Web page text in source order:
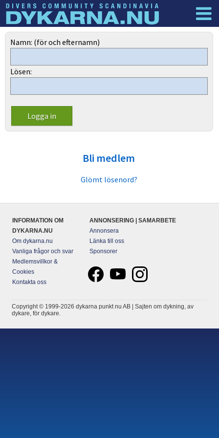
Dyknyheter
Namn: (för och efternamn)
Lösen:
Bli medlem
Glömt lösenord?
INFORMATION OM
DYKARNA.NU
Om dykarna.nu
Vanliga frågor och svar
Medlemsvillkor &
Cookies
Kontakta oss
ANNONSERING | SAMARBETE
Annonsera
Länka till oss
Sponsorer
Copyright © 1999-2026 dykarna punkt nu AB | Sajten om dykning, av
dykare, för dykare.